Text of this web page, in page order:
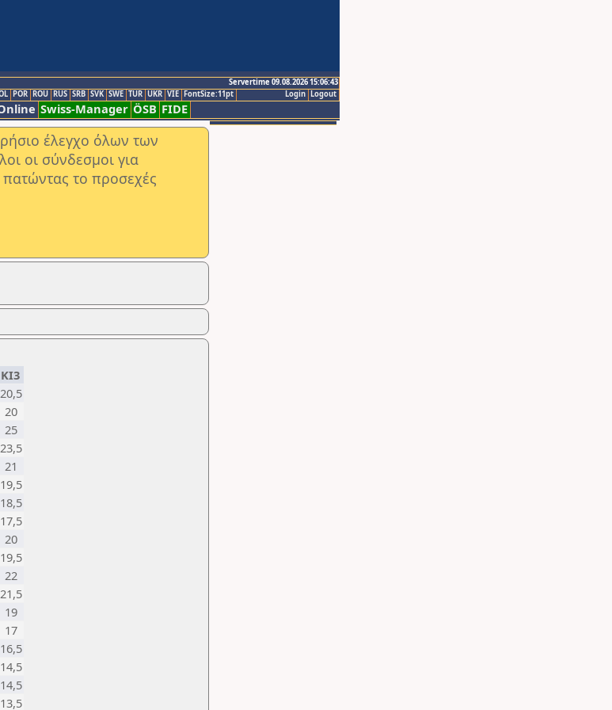
Servertime 09.08.2026 15:06:43
Logout
Login
POR ROU RUS SRB SVK SWE TUR UKR VIE FontSize:11pt
Swiss-Manager ÖSB FIDE
έλεγχο όλων των
οι σύνδεσμοι για
το προσεχές
ΚΙ3
20,5
20
25
23,5
21
19,5
18,5
17,5
20
19,5
22
21,5
19
17
16,5
14,5
14,5
13,5